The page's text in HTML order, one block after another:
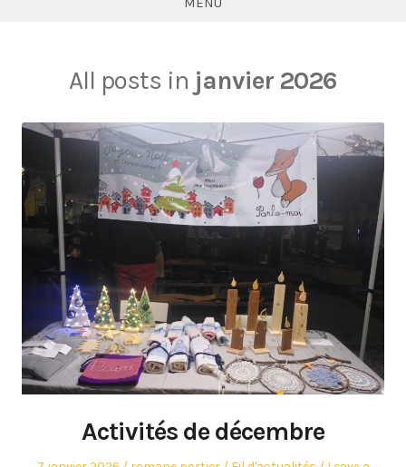
All posts in janvier 2026
Activités de décembre